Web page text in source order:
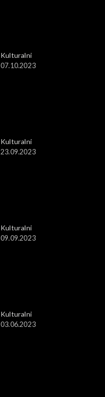
Kulturalni
07.10.2023
Kulturalni
23.09.2023
Kulturalni
09.09.2023
Kulturalni
03.06.2023